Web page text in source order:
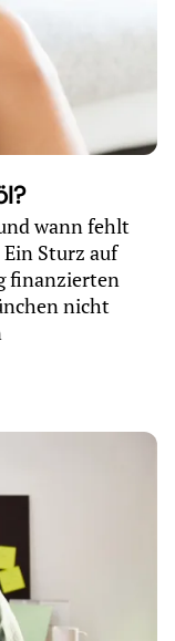
wann fehlt
Sturz auf
finanzierten
nicht